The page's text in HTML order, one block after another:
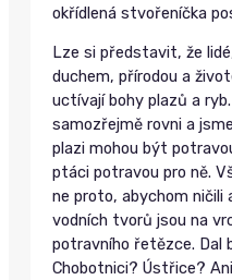
okřídlená stvořeníčka
Lze si představit, že
duchem, přírodou a
uctívají bohy plazů a
samozřejmě rovni a
plazi mohou být
ptáci potravou pro ně.
ne proto, abychom ničili
vodních tvorů jsou na
potravního řetězce. Dal
Chobotnici? Ústřice?